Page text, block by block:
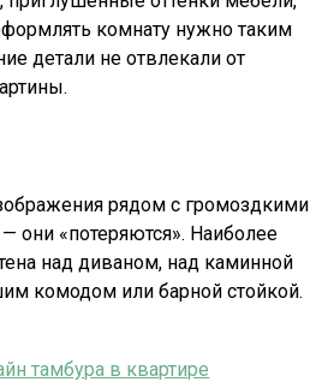
комнату нужно таким
детали не отвлекали от
рядом с громоздкими
они «потеряются». Наиболее
над диваном, над каминной
комодом или барной стойкой.
тамбура в квартире